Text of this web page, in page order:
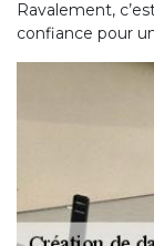
Ravalement,
confiance pour